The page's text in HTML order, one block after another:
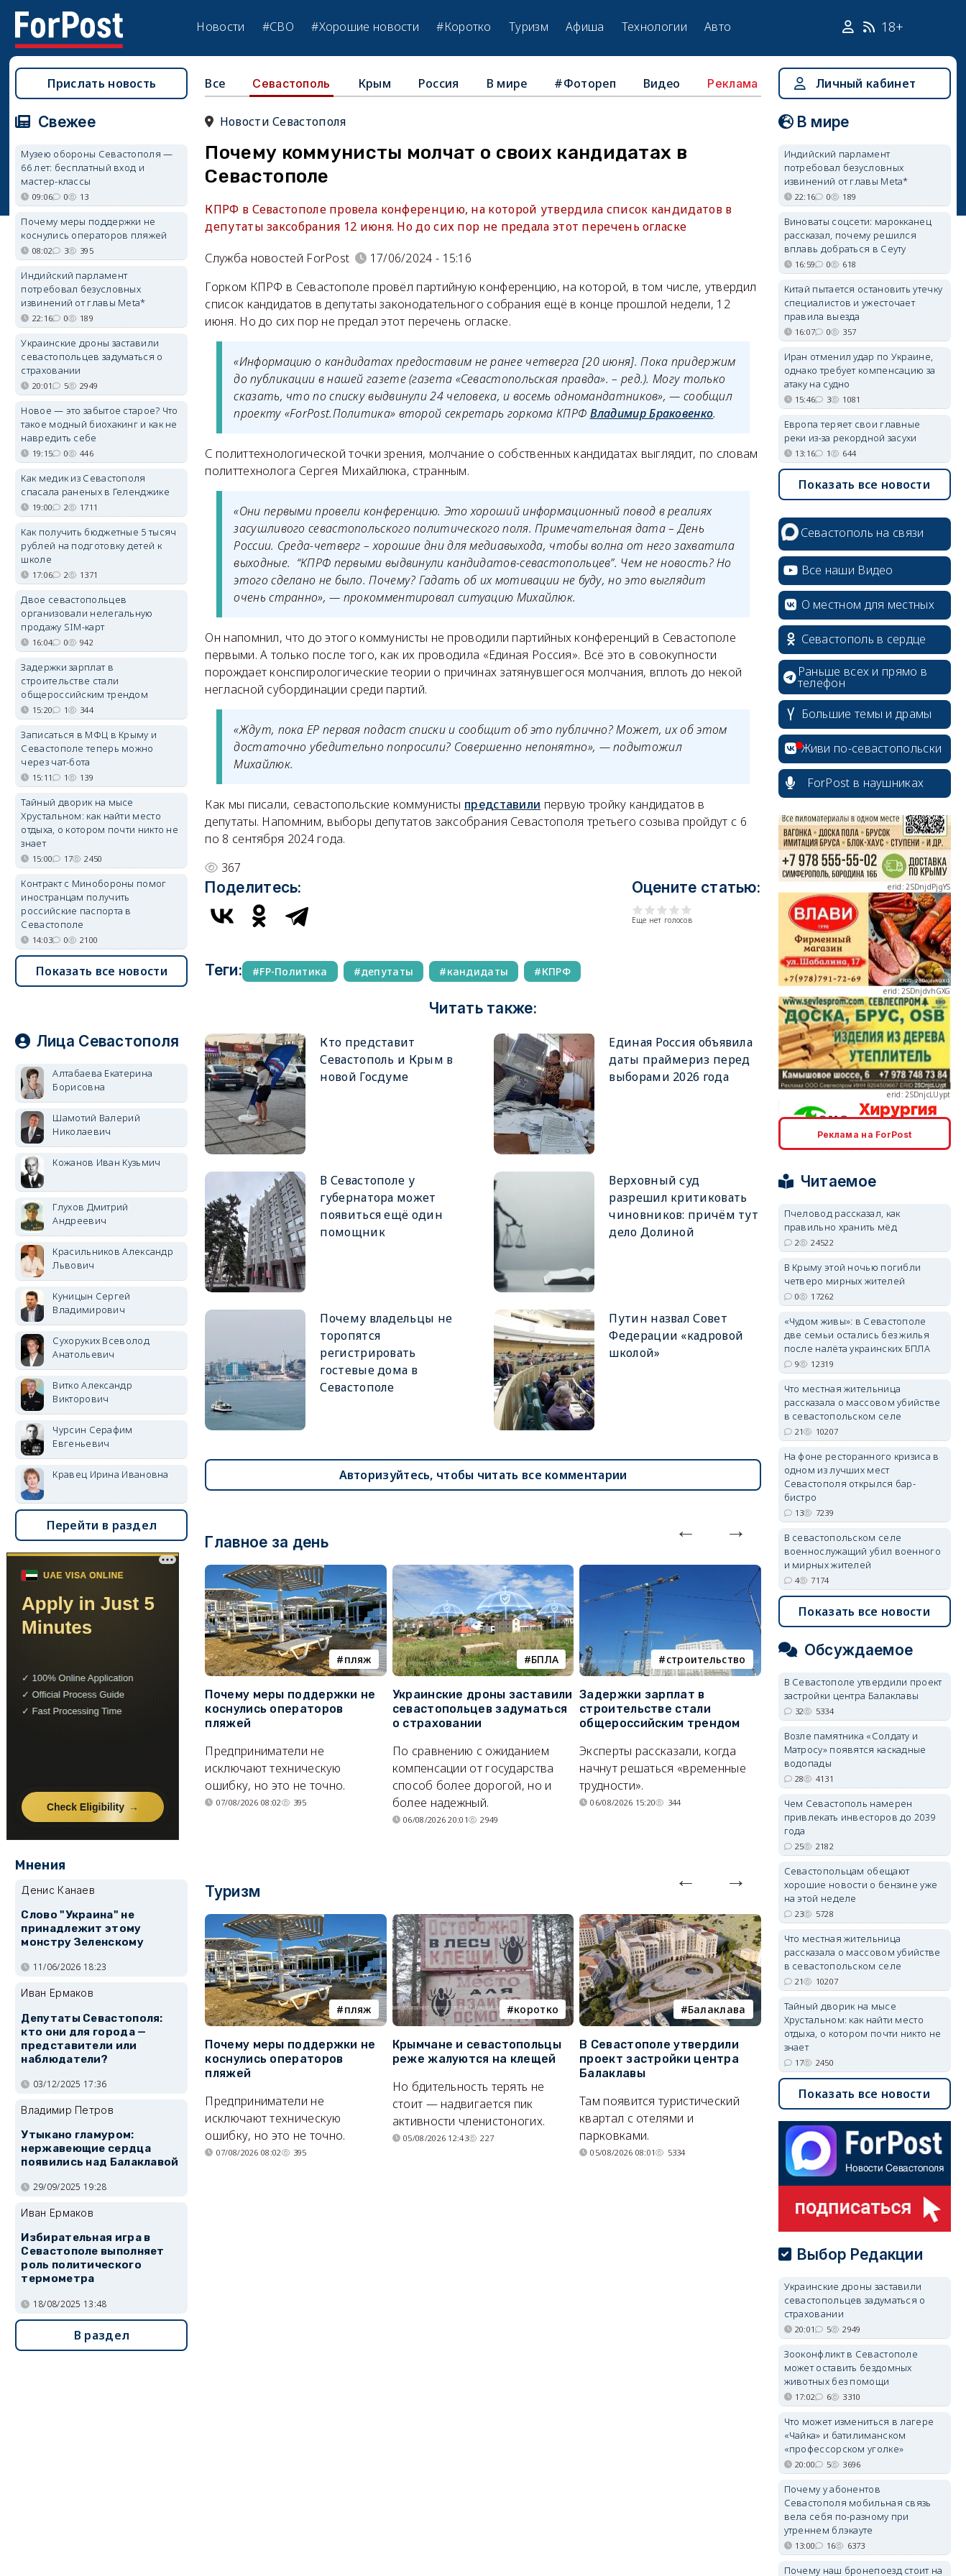
Новости #СВО #Хорошие новости #Коротко Туризм Афиша Технологии Авто 18+
Все Севастополь Крым Россия В мире #Фотореп Видео Реклама
Новости Севастополя
Почему коммунисты молчат о своих кандидатах в
Севастополе
КПРФ в Севастополе провела конференцию, на которой утвердила список кандидатов в
депутаты заксобрания 12 июня. Но до сих пор не предала этот перечень огласке
Служба новостей ForPost
17/06/2024 - 15:16
Горком КПРФ в Севастополе провёл партийную конференцию, на которой, в том числе, утвердил
список кандидатов в депутаты законодательного собрания ещё в конце прошлой недели, 12
июня. Но до сих пор не предал этот перечень огласке.
«Информацию о кандидатах предоставим не ранее четверга [20 июня]. Пока придержим
до публикации в нашей газете(газета «Севастопольская правда». – ред.). Могу только
сказать, что по списку выдвинули 24 человека, и восемь одномандатников», — сообщил
проекту «ForPost.Политика» второй секретарь горкома КПРФ Владимир Браковенко.
С политтехнологической точки зрения, молчание о собственных кандидатах выглядит, по словам
политтехнолога Сергея Михайлюка, странным.
«Они первыми провели конференцию. Это хороший информационный повод в реалиях
засушливого севастопольского политического поля. Примечательная дата – День
России. Среда-четверг – хорошие дни для медиавыхода, чтобы волна от него захватила
выходные. “КПРФ первыми выдвинули кандидатов-севастопольцев”. Чем не новость? Но
этого сделано не было. Почему? Гадать об их мотивации не буду, но это выглядит
очень странно», — прокомментировал ситуацию Михайлюк.
Он напомнил, что до этого коммунисты не проводили партийных конференций в Севастополе
первыми. А только после того, как их проводила «Единая Россия». Всё это в совокупности
порождает конспирологические теории о причинах затянувшегося молчания, вплоть до некой
негласной субординации среди партий.
«Ждут, пока ЕР первая подаст списки и сообщит об это публично? Может, их об этом
достаточно убедительно попросили? Совершенно непонятно», — подытожил
Михайлюк.
Как мы писали, севастопольские коммунисты представили первую тройку кандидатов в
депутаты. Напомним, выборы депутатов заксобрания Севастополя третьего созыва пройдут с 6
по 8 сентября 2024 года.
367
Поделитесь: Оцените статью:
Еще нет голосов
Теги: FP-Политика депутаты кандидаты КПРФ
Читать также:
Кто представит
Севастополь и Крым в
новой Госдуме
Единая Россия объявила
даты праймериз перед
выборами 2026 года
В Севастополе у
губернатора может
появиться ещё один
помощник
Верховный суд
разрешил критиковать
чиновников: причём тут
дело Долиной
Почему владельцы не
торопятся
регистрировать
гостевые дома в
Севастополе
Путин назвал Совет
Федерации «кадровой
школой»
Авторизуйтесь, чтобы читать все комментарии
Главное за день
пляж
Почему меры поддержки не
коснулись операторов
пляжей
Предприниматели не
исключают техническую
ошибку, но это не точно.
07/08/2026 08:02 395
БПЛА
Украинские дроны заставили
севастопольцев задуматься
о страховании
По сравнению с ожиданием
компенсации от государства
способ более дорогой, но и
более надежный.
06/08/2026 20:01 2949
строительство
Задержки зарплат в
строительстве стали
общероссийским трендом
Эксперты рассказали, когда
начнут решаться «временные
трудности».
06/08/2026 15:20 344
фотореп
Тайный дворик на мысе
Хрустальном: как найти
место отдыха, о котором
почти никто не знает
Под стенами Галереи искусств
прячутся руины храма,
гравийный сад и семейные
качели.
06/08/2026 15:00
Туризм
пляж
Почему меры поддержки не
коснулись операторов
пляжей
Предприниматели не
исключают техническую
ошибку, но это не точно.
07/08/2026 08:02 395
коротко
Крымчане и севастопольцы
реже жалуются на клещей
Но бдительность терять не
стоит — надвигается пик
активности членистоногих.
05/08/2026 12:43 227
Балаклава
В Севастополе утвердили
проект застройки центра
Балаклавы
Там появится туристический
квартал с отелями и
парковками.
05/08/2026 08:01 5334
На диких пляжах
Севастополя появились
инспекторы
Могут ли оштрафовать за отдых
на необорудованном пляже?
31/07/2026 10:24 5937
Прислать новость
Свежее
Музею обороны Севастополя —
66 лет: бесплатный вход и
мастер-классы
09:06 0 13
Почему меры поддержки не
коснулись операторов пляжей
08:02 3 395
Индийский парламент
потребовал безусловных
извинений от главы Meta*
22:16 0 189
Украинские дроны заставили
севастопольцев задуматься о
страховании
20:01 5 2949
Новое — это забытое старое? Что
такое модный биохакинг и как не
навредить себе
19:15 0 446
Как медик из Севастополя
спасала раненых в Геленджике
19:00 2 1711
Как получить бюджетные 5 тысяч
рублей на подготовку детей к
школе
17:06 2 1371
Двое севастопольцев
организовали нелегальную
продажу SIM-карт
16:04 0 942
Задержки зарплат в
строительстве стали
общероссийским трендом
15:20 1 344
Записаться в МФЦ в Крыму и
Севастополе теперь можно
через чат-бота
15:11 1 139
Тайный дворик на мысе
Хрустальном: как найти место
отдыха, о котором почти никто не
знает
15:00 17 2450
Контракт с Минобороны помог
иностранцам получить
российские паспорта в
Севастополе
14:03 0 2100
Показать все новости
Лица Севастополя
Алтабаева Екатерина
Борисовна
Шамотий Валерий
Николаевич
Кожанов Иван Кузьмич
Глухов Дмитрий
Андреевич
Красильников Александр
Львович
Куницын Сергей
Владимирович
Сухоруких Всеволод
Анатольевич
Витко Александр
Викторович
Чурсин Серафим
Евгеньевич
Кравец Ирина Ивановна
Перейти в раздел
Мнения
Денис Канаев
Слово "Украина" не
принадлежит этому
монстру Зеленскому
11/06/2026 18:23
Иван Ермаков
Депутаты Севастополя:
кто они для города —
представители или
наблюдатели?
03/12/2025 17:36
Владимир Петров
Утыкано гламуром:
нержавеющие сердца
появились над Балаклавой
29/09/2025 19:28
Иван Ермаков
Избирательная игра в
Севастополе выполняет
роль политического
термометра
18/08/2025 13:48
В раздел
Личный кабинет
В мире
Индийский парламент
потребовал безусловных
извинений от главы Meta*
22:16 0 189
Виноваты соцсети: марокканец
рассказал, почему решился
вплавь добраться в Сеуту
16:59 0 618
Китай пытается остановить утечку
специалистов и ужесточает
правила выезда
16:07 0 357
Иран отменил удар по Украине,
однако требует компенсацию за
атаку на судно
15:46 3 1081
Европа теряет свои главные
реки из-за рекордной засухи
13:16 1 644
Показать все новости
Севастополь на связи
Все наши Видео
О местном для местных
Севастополь в сердце
Раньше всех и прямо в
телефон
Большие темы и драмы
Живи по-севастопольски
ForPost в наушниках
erid: 2SDnjcrDNw6
erid: 2SDnjdPjgYS
erid: 2SDnjdvhGXG
erid: 2SDnjcLUypt
Реклама на ForPost
Читаемое
Пчеловод рассказал, как
правильно хранить мёд
2 24522
В Крыму этой ночью погибли
четверо мирных жителей
0 17262
«Чудом живы»: в Севастополе
две семьи остались без жилья
после налёта украинских БПЛА
9 12319
Что местная жительница
рассказала о массовом убийстве
в севастопольском селе
21 10207
На фоне ресторанного кризиса в
одном из лучших мест
Севастополя открылся бар-
бистро
13 7239
В севастопольском селе
военнослужащий убил военного
и мирных жителей
4 7174
Показать все новости
Обсуждаемое
В Севастополе утвердили проект
застройки центра Балаклавы
32 5334
Возле памятника «Солдату и
Матросу» появятся каскадные
водопады
28 4131
Чем Севастополь намерен
привлекать инвесторов до 2039
года
25 2182
Севастопольцам обещают
хорошие новости о бензине уже
на этой неделе
23 5728
Что местная жительница
рассказала о массовом убийстве
в севастопольском селе
21 10207
Тайный дворик на мысе
Хрустальном: как найти место
отдыха, о котором почти никто не
знает
17 2450
Показать все новости
Выбор Редакции
Украинские дроны заставили
севастопольцев задуматься о
страховании
20:01 5 2949
Зооконфликт в Севастополе
может оставить бездомных
животных без помощи
17:02 6 3310
Что может измениться в лагере
«Чайка» и батилиманском
«профессорском уголке»
20:00 5 3696
Почему у абонентов
Севастополя мобильная связь
вела себя по-разному при
утреннем блэкауте
13:00 16 6373
Почему наш бронепоезд стоит на